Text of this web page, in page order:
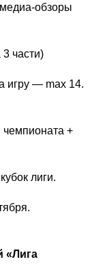
обзоры
части)
игру — max 14.
+
лиги.
«Лига